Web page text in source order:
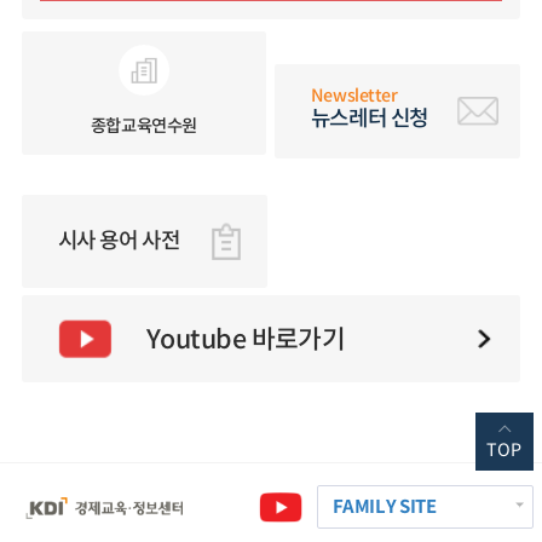
종합교육연수원
Newsletter
뉴스레터 신청
시사 용어 사전
Youtube 바로가기
FAMILY SITE
TOP